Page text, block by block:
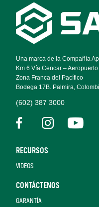
Footer
Navigation
Una marca de la Compañía
Km 6 Vía Cencar – Aeropuerto
Zona Franca del Pacífico
Bodega 17B. Palmira,
(602) 387 3000
RECURSOS
VIDEOS
CONTÁCTENOS
GARANTÍA